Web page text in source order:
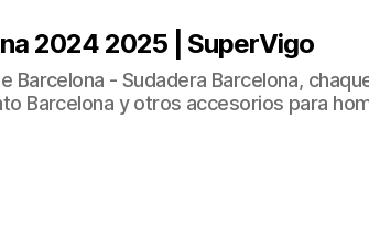
2024 2025 | SuperVigo
Barcelona - Sudadera Barcelona,
Barcelona y otros accesorios para